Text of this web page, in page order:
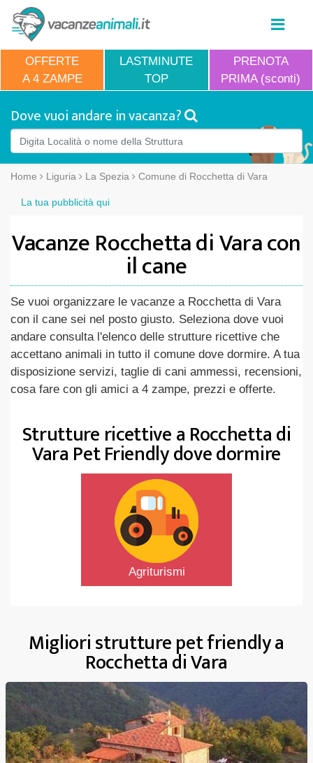
OFFERTE
A 4 ZAMPE
LASTMINUTE
TOP
PRENOTA
PRIMA (sconti)
Dove vuoi andare in vacanza?
Home Liguria La Spezia Comune di Rocchetta di Vara
La tua pubblicità qui
Vacanze Rocchetta di Vara con
il cane
Se vuoi organizzare le vacanze a Rocchetta di Vara
con il cane sei nel posto giusto. Seleziona dove vuoi
andare consulta l'elenco delle strutture ricettive che
accettano animali in tutto il comune dove dormire. A tua
disposizione servizi, taglie di cani ammessi, recensioni,
cosa fare con gli amici a 4 zampe, prezzi e offerte.
Strutture ricettive a Rocchetta di
Vara Pet Friendly dove dormire
Agriturismi
Migliori strutture pet friendly a
Rocchetta di Vara